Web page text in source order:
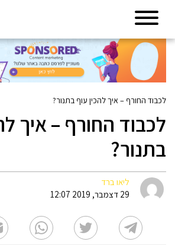
לכבוד החורף – איך להכין עוף בתנור?
לכבוד החורף – איך
בתנור?
ליאו ברד
29 דצמבר, 2019 12:07